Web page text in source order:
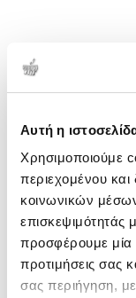
Αυτή η
Χρησιμοποιούμε
περιεχομένου
κοινωνικών
επισκεψιμότητάς
προσφέρουμε μία
προτιμήσεις σας
σας περιήγηση,